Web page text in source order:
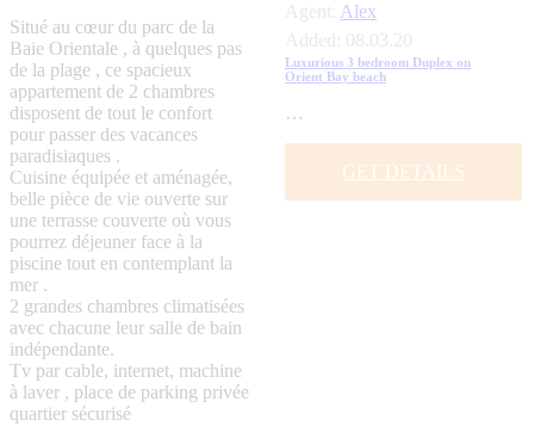
Situé au cœur du parc de la
Baie Orientale , à quelques pas
de la plage , ce spacieux
appartement de 2 chambres
disposent de tout le confort
pour passer des vacances
paradisiaques .
Cuisine équipée et aménagée,
belle pièce de vie ouverte sur
une terrasse couverte où vous
pourrez déjeuner face à la
piscine tout en contemplant la
mer .
2 grandes chambres climatisées
avec chacune leur salle de bain
indépendante.
Tv par cable, internet, machine
à laver , place de parking privée
quartier sécurisé
Agent:
Alex
Added:
08.03.20
Luxurious 3 bedroom Duplex on
Orient Bay beach
…
GET DETAILS